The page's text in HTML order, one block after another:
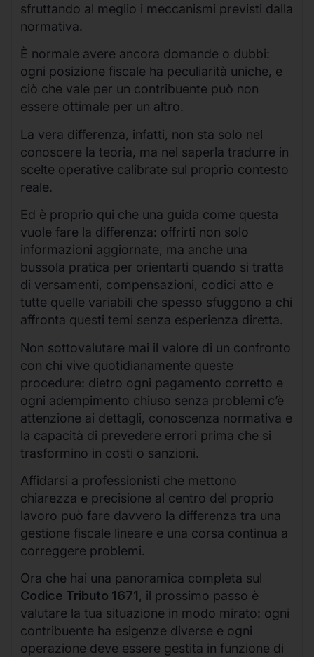
sfruttando al meglio i meccanismi previsti dalla
normativa.
È normale avere ancora domande o dubbi:
ogni posizione fiscale ha peculiarità uniche, e
ciò che vale per un contribuente può non
essere ottimale per un altro.
La vera differenza, infatti, non sta solo nel
conoscere la teoria, ma nel saperla tradurre in
scelte operative calibrate sul proprio contesto
reale.
Ed è proprio qui che una guida come questa
vuole fare la differenza: offrirti non solo
informazioni aggiornate, ma anche una
bussola pratica per orientarti quando si tratta
di versamenti, compensazioni, codici atto e
tutte quelle variabili che spesso sfuggono a chi
affronta questi temi senza esperienza diretta.
Non sottovalutare mai il valore di un confronto
con chi vive quotidianamente queste
procedure: dietro ogni pagamento corretto e
ogni adempimento chiuso senza problemi c’è
attenzione ai dettagli, conoscenza normativa e
la capacità di prevedere errori prima che si
trasformino in costi o sanzioni.
Affidarsi a professionisti che mettono
chiarezza e precisione al centro del proprio
lavoro può fare davvero la differenza tra una
gestione fiscale lineare e una corsa continua a
correggere problemi.
Ora che hai una panoramica completa sul
Codice Tributo 1671, il prossimo passo è
valutare la tua situazione in modo mirato: ogni
contribuente ha esigenze diverse e ogni
operazione deve essere gestita in funzione di